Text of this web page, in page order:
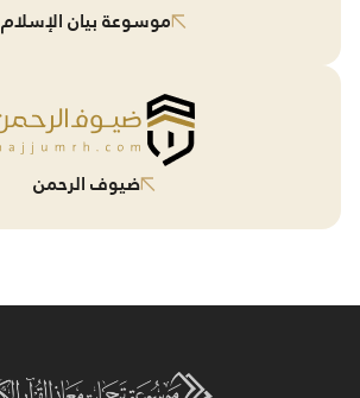
موسوعة بيان الإسلام
ضيوف الرحمن